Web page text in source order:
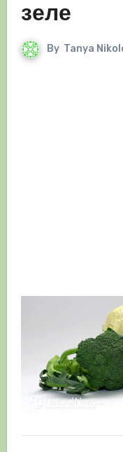
зеле
By Tanya